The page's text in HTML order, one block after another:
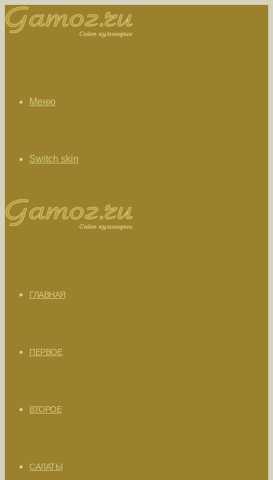
Меню
Switch skin
ГЛАВНАЯ
ПЕРВОЕ
ВТОРОЕ
САЛАТЫ